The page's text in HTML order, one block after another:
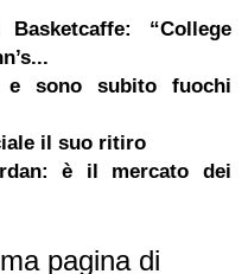
“College
sono subito fuochi
il suo ritiro
è il mercato dei
pagina di